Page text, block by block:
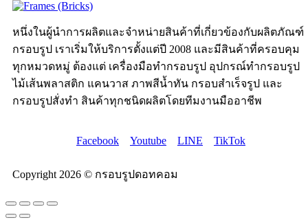
หนึ่งในผู้นำการผลิตและจำหน่ายสินค้าที่เกี่ยวข้องกับผลิตภัณฑ์
กรอบรูป เราเริ่มให้บริการตั้งแต่ปี 2008 และมีสินค้าที่ครอบคุม
ทุกหมวดหมู่ ต้องแต่ เครื่องมือทำกรอบรูป อุปกรณ์ทำกรอบรูป
ไม้เส้นพลาสติก แคนวาส ภาพสีน้ำทัน กรอบสำเร็จรูป และ
กรอบรูปสั่งทำ สินค้าทุกชนิดผลิตโดยทีมงานมืออาชีพ
Facebook Youtube LINE TikTok
Copyright 2026 © กรอบรูปดอทคอม